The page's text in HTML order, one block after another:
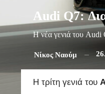
Audi Q7:
Η νέα γενιά του Audi
Νίκος Ναούμ
Η τρίτη γενιά του